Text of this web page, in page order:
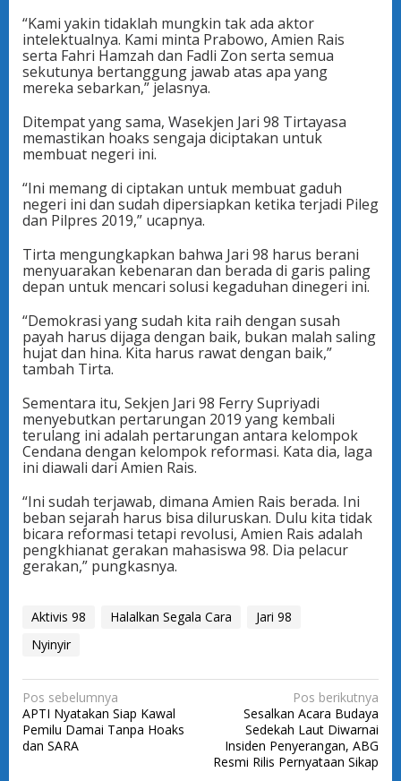
“Kami yakin tidaklah mungkin tak ada aktor
intelektualnya. Kami minta Prabowo, Amien Rais
serta Fahri Hamzah dan Fadli Zon serta semua
sekutunya bertanggung jawab atas apa yang
mereka sebarkan,” jelasnya.
Ditempat yang sama, Wasekjen Jari 98 Tirtayasa
memastikan hoaks sengaja diciptakan untuk
membuat negeri ini.
“Ini memang di ciptakan untuk membuat gaduh
negeri ini dan sudah dipersiapkan ketika terjadi Pileg
dan Pilpres 2019,” ucapnya.
Tirta mengungkapkan bahwa Jari 98 harus berani
menyuarakan kebenaran dan berada di garis paling
depan untuk mencari solusi kegaduhan dinegeri ini.
“Demokrasi yang sudah kita raih dengan susah
payah harus dijaga dengan baik, bukan malah saling
hujat dan hina. Kita harus rawat dengan baik,”
tambah Tirta.
Sementara itu, Sekjen Jari 98 Ferry Supriyadi
menyebutkan pertarungan 2019 yang kembali
terulang ini adalah pertarungan antara kelompok
Cendana dengan kelompok reformasi. Kata dia, laga
ini diawali dari Amien Rais.
“Ini sudah terjawab, dimana Amien Rais berada. Ini
beban sejarah harus bisa diluruskan. Dulu kita tidak
bicara reformasi tetapi revolusi, Amien Rais adalah
pengkhianat gerakan mahasiswa 98. Dia pelacur
gerakan,” pungkasnya.
Aktivis 98 Halalkan Segala Cara
Jari 98
Nyinyir
N
a
v
Pos sebelumnya
APTI Nyatakan Siap Kawal
Pemilu Damai Tanpa Hoaks
dan SARA
Pos berikutnya
Sesalkan Acara Budaya
Sedekah Laut Diwarnai
Insiden Penyerangan, ABG
Resmi Rilis Pernyataan Sikap